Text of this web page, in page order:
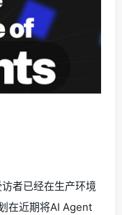
者已经在生产环境
在近期将AI Agent